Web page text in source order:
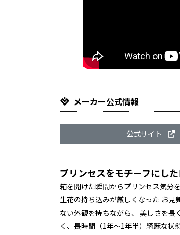
メーカー公式情報
公式サイト
プリンセスをモチーフにし
箱を開けた瞬間からプリンセス気分
生花の持ち込みが厳しくなった お見
ない外観を持ちながら、 美しさを
く、長時間（1年～1年半）綺麗な状